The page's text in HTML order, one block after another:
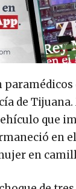
de
que
en
en